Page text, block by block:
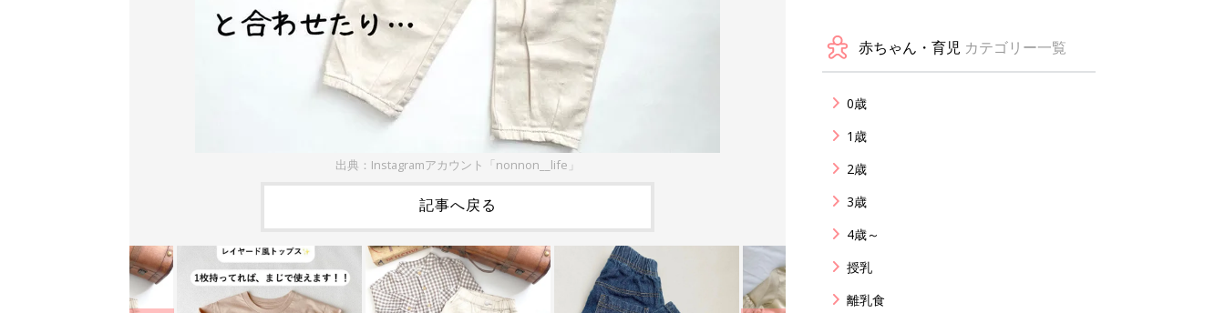
出典：Instagramアカウント「nonnon__life」
記事へ戻る
赤ちゃん・育児 カテゴリー一覧
0歳
1歳
2歳
3歳
4歳～
授乳
離乳食